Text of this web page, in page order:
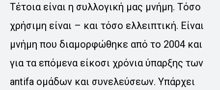
Τέτοια είναι η συλλογική μας μνήμη. Τόσο
χρήσιμη είναι – και τόσο ελλειπτική. Είναι
μνήμη που διαμορφώθηκε από το 2004 και
για τα επόμενα είκοσι χρόνια ύπαρξης των
antifa ομάδων και συνελεύσεων. Υπάρχει